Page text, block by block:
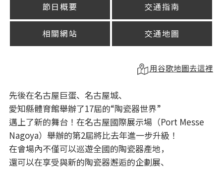
節日概要 交通指南
相關網站 交通地圖
用谷歌地圖去這裡
先後在名古屋巨蛋、名古屋城、
愛知縣體育館舉辦了17屆的“陶瓷器世界”
邁上了新的舞台！在名古屋國際展示場（Port Messe
Nagoya）舉辦的第2屆將比去年進一步升級！
在會場內不僅可以巡遊全國的陶瓷器產地，
還可以在享受與新的陶瓷器邂逅的企劃展、